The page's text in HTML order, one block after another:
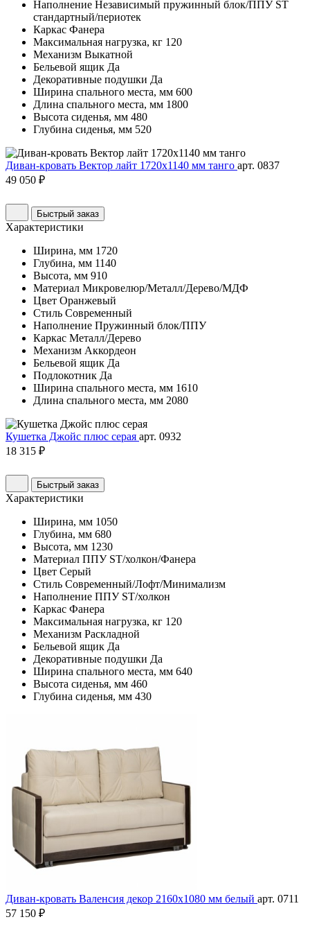
Наполнение Независимый пружинный блок/ППУ ST
стандартный/периотек
Каркас Фанера
Максимальная нагрузка, кг 120
Механизм Выкатной
Бельевой ящик Да
Декоративные подушки Да
Ширина спального места, мм 600
Длина спального места, мм 1800
Высота сиденья, мм 480
Глубина сиденья, мм 520
Диван-кровать Вектор лайт 1720х1140 мм танго арт. 0837
49 050 ₽
Быстрый заказ
Характеристики
Ширина, мм 1720
Глубина, мм 1140
Высота, мм 910
Материал Микровелюр/Металл/Дерево/МДФ
Цвет Оранжевый
Стиль Современный
Наполнение Пружинный блок/ППУ
Каркас Металл/Дерево
Механизм Аккордеон
Бельевой ящик Да
Подлокотник Да
Ширина спального места, мм 1610
Длина спального места, мм 2080
Кушетка Джойс плюс серая арт. 0932
18 315 ₽
Быстрый заказ
Характеристики
Ширина, мм 1050
Глубина, мм 680
Высота, мм 1230
Материал ППУ ST/холкон/Фанера
Цвет Серый
Стиль Современный/Лофт/Минимализм
Наполнение ППУ ST/холкон
Каркас Фанера
Максимальная нагрузка, кг 120
Механизм Раскладной
Бельевой ящик Да
Декоративные подушки Да
Ширина спального места, мм 640
Высота сиденья, мм 460
Глубина сиденья, мм 430
Диван-кровать Валенсия декор 2160х1080 мм белый арт. 0711
57 150 ₽